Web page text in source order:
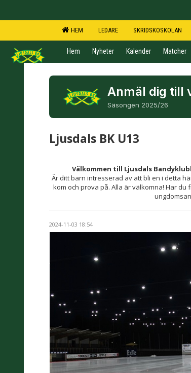
HEM LEDARE SKRIDSKOSKOLAN
Hem Nyheter Kalender Matcher
Anmäl dig till
Säsongen 2025/26
Ljusdals BK U13
Välkommen till Ljusdals
Är ditt barn intresserad av att bli en i detta
kom och prova på. Alla är välkomna! Har
2024-11-03 18:54